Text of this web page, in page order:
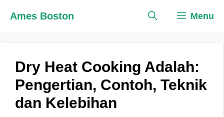
Ames Boston Menu
Dry Heat Cooking Adalah:
Pengertian, Contoh, Teknik
dan Kelebihan